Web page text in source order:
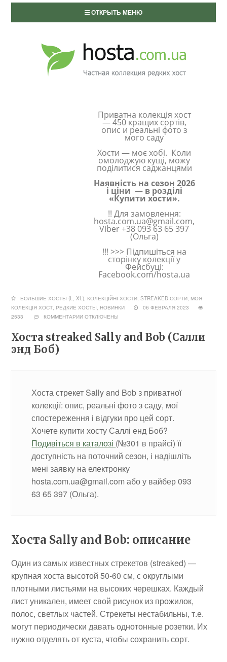
ОТКРЫТЬ МЕНЮ
Приватна колекція хост
— 450 кращих сортів,
опис и реальні фото з
мого саду
Хости — моє хобі. Коли
омолоджую кущі, можу
поділитися саджанцями
Наявність на сезон 2026
і ціни — в розділі
«Купити хости».
!! Для замовлення:
hosta.com.ua@gmail.com,
Viber +38 093 63 65 397
(Ольга)
!!! >>> Підпишіться на
сторінку колекції у
Фейсбуці:
Facebook.com/hosta.ua
БОЛЬШИЕ ХОСТЫ (L, XL), КОЛЕКЦІЙНІ ХОСТИ, STREAKED СОРТИ, МОЯ
КОЛЕКЦІЯ ХОСТ, РЕДКИЕ ХОСТЫ, НОВИНКИ
06 ФЕВРАЛЯ 2023
2533
КОММЕНТАРИИ ОТКЛЮЧЕНЫ
Хоста streaked Sally and Bob (Салли
энд Боб)
Хоста стрекет Sally and Bob з приватної
колекції: опис, реальні фото з саду, мої
спостереження і відгуки про цей сорт.
Хочете купити хосту Саллі енд Боб?
Подивіться в каталозі (№301 в прайсі) її
доступність на поточний сезон, і надішліть
мені заявку на електронку
hosta.com.ua@gmail.com або у вайбер 093
63 65 397 (Ольга).
Хоста Sally and Bob: описание
Один из самых известных стрекетов (streaked) —
крупная хоста высотой 50-60 см, с округлыми
плотными листьями на высоких черешках. Каждый
лист уникален, имеет свой рисунок из прожилок,
полос, светлых частей. Стрекеты нестабильны, т.е.
могут периодически давать однотонные розетки. Их
нужно отделять от куста, чтобы сохранить сорт.